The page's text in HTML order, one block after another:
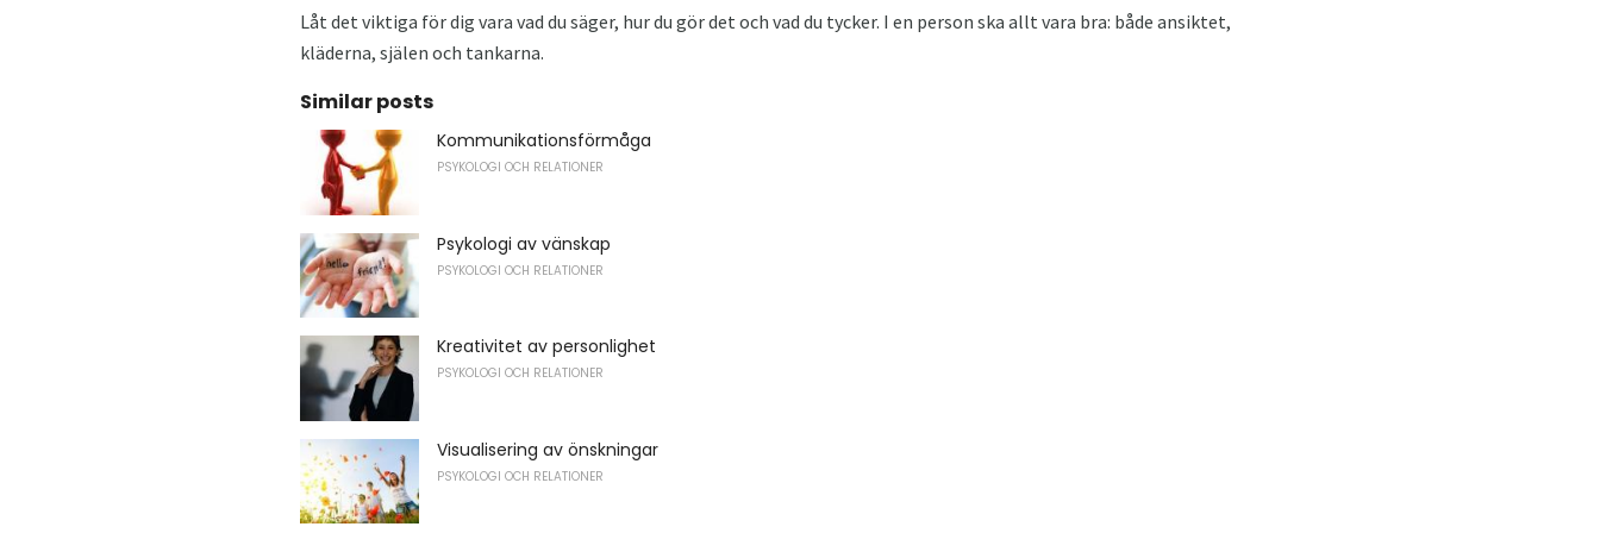
Låt det viktiga för dig vara vad du säger, hur du gör det och vad du tycker. I en person ska allt vara bra: både ansiktet,
kläderna, själen och tankarna.
Similar posts
Kommunikationsförmåga
PSYKOLOGI OCH RELATIONER
Psykologi av vänskap
PSYKOLOGI OCH RELATIONER
Kreativitet av personlighet
PSYKOLOGI OCH RELATIONER
Visualisering av önskningar
PSYKOLOGI OCH RELATIONER